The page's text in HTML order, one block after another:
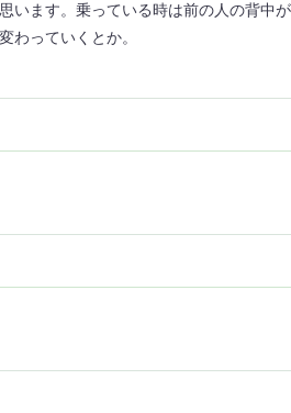
います。乗っている時は前の人の背中
わっていくとか。